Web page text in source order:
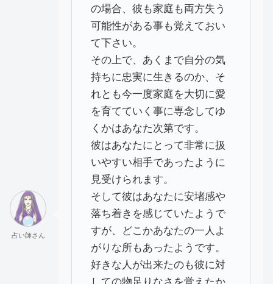
占い師さん
の場合、彼も家庭も両方失う
可能性がある事も覚えておい
て下さい。
その上で、あくまで自分の気
持ちに忠実に生きるのか、そ
れとも今一度家庭を大切に愛
を育てていく事に専念してゆ
くかはあなた次第です。
彼はあなたにとって非常に扱
いやすい相手であったように
見受けられます。
そして彼はあなたに安堵感や
落ち着きを感じていたようで
すが、どこかあなたの一人よ
がりな所もあったようです。
好きな人が出来たのも彼に対
しての物足りなさを覚えたか